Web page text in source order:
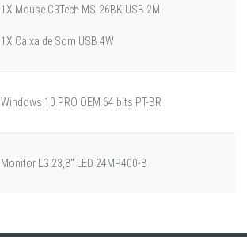
1X Mouse C3Tech MS-26BK USB 2M
1X Caixa de Som USB 4W
Windows 10 PRO OEM 64 bits PT-BR
Monitor LG 23,8" LED 24MP400-B